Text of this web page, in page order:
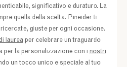
significativo e duraturo. La
quella della scelta. Pineider ti
giuste per ogni occasione.
laurea per celebrare un traguardo
la personalizzazione con i nostri
un tocco unico e speciale al tuo